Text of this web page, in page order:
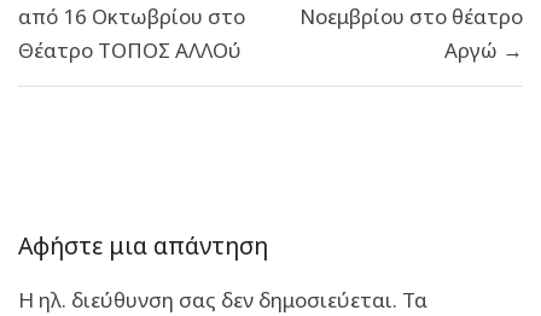
από 16 Οκτωβρίου στο
Θέατρο ΤΟΠΟΣ ΑΛΛΟύ
Νοεμβρίου στο θέατρο
Αργώ →
Αφήστε μια απάντηση
Η ηλ. διεύθυνση σας δεν δημοσιεύεται. Τα